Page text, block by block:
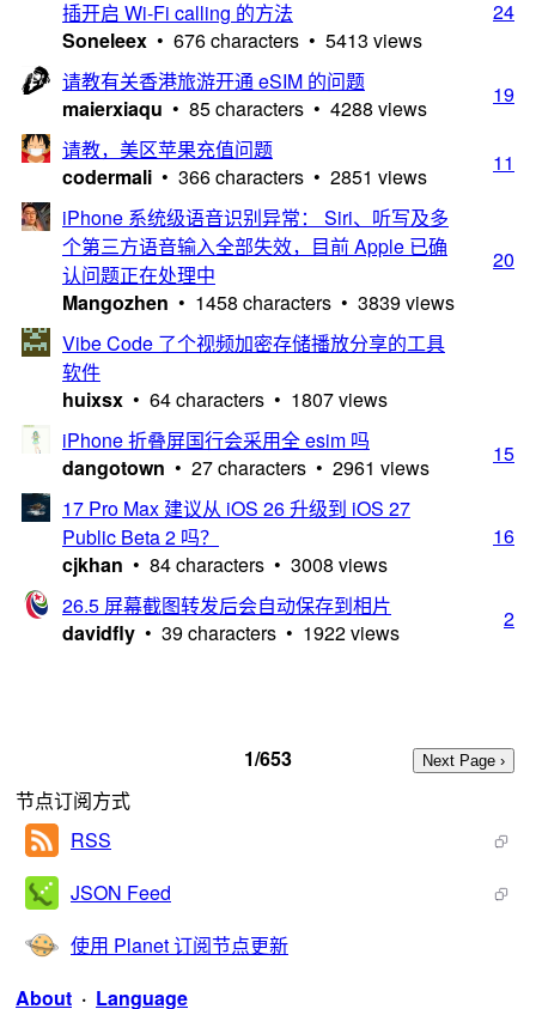
插开启 Wi-Fi calling 的方法
Soneleex • 676 characters • 5413 views
24
请教有关香港旅游开通 eSIM 的问题
maierxiaqu • 85 characters • 4288 views
19
请教，美区苹果充值问题
codermali • 366 characters • 2851 views
11
iPhone 系统级语音识别异常： Siri、听写及多
个第三方语音输入全部失效，目前 Apple 已确
认问题正在处理中
Mangozhen • 1458 characters • 3839 views
20
Vibe Code 了个视频加密存储播放分享的工具
软件
huixsx • 64 characters • 1807 views
iPhone 折叠屏国行会采用全 esim 吗
dangotown • 27 characters • 2961 views
15
17 Pro Max 建议从 iOS 26 升级到 iOS 27
Public Beta 2 吗？
cjkhan • 84 characters • 3008 views
16
26.5 屏幕截图转发后会自动保存到相片
davidfly • 39 characters • 1922 views
2
1/653
节点订阅方式
RSS
JSON Feed
使用 Planet 订阅节点更新
About · Language